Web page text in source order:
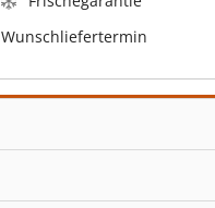
Wunschliefertermin